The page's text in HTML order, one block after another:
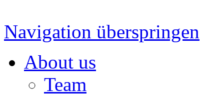
Navigation überspringen
About us
Team